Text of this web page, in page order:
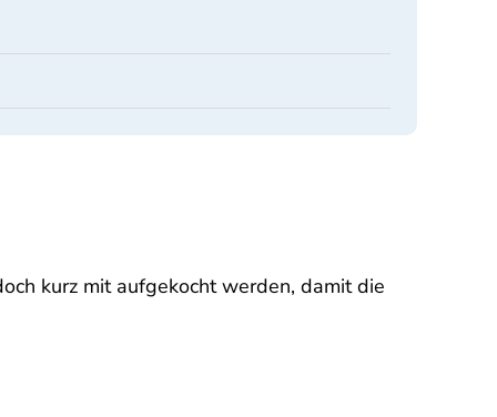
kurz mit aufgekocht werden, damit die